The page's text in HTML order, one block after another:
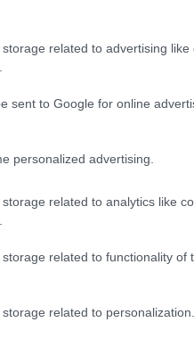
related to advertising like
sent to Google for online
personalized advertising.
related to analytics like
related to functionality of
related to personalization.
vígjáték, mert a
Ennek a
Az eredeti darabhoz
játszunk, hanem
kreál majd. A film új, de
Gibárti Viktor, vágó:
Helmeczy Dorottya,